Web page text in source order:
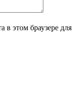
в этом браузере для